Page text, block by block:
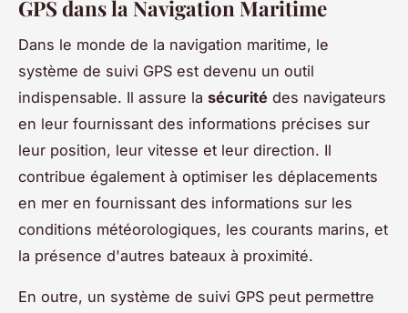
GPS dans la Navigation Maritime
Dans le monde de la navigation maritime, le
système de suivi GPS est devenu un outil
indispensable. Il assure la sécurité des navigateurs
en leur fournissant des informations précises sur
leur position, leur vitesse et leur direction. Il
contribue également à optimiser les déplacements
en mer en fournissant des informations sur les
conditions météorologiques, les courants marins, et
la présence d'autres bateaux à proximité.
En outre, un système de suivi GPS peut permettre